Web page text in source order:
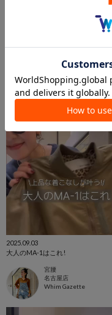
遠藤
Whim Gazette
2025.09.03
大人のMA-1はこれ!
宮腰
名古屋店
Whim Gazette